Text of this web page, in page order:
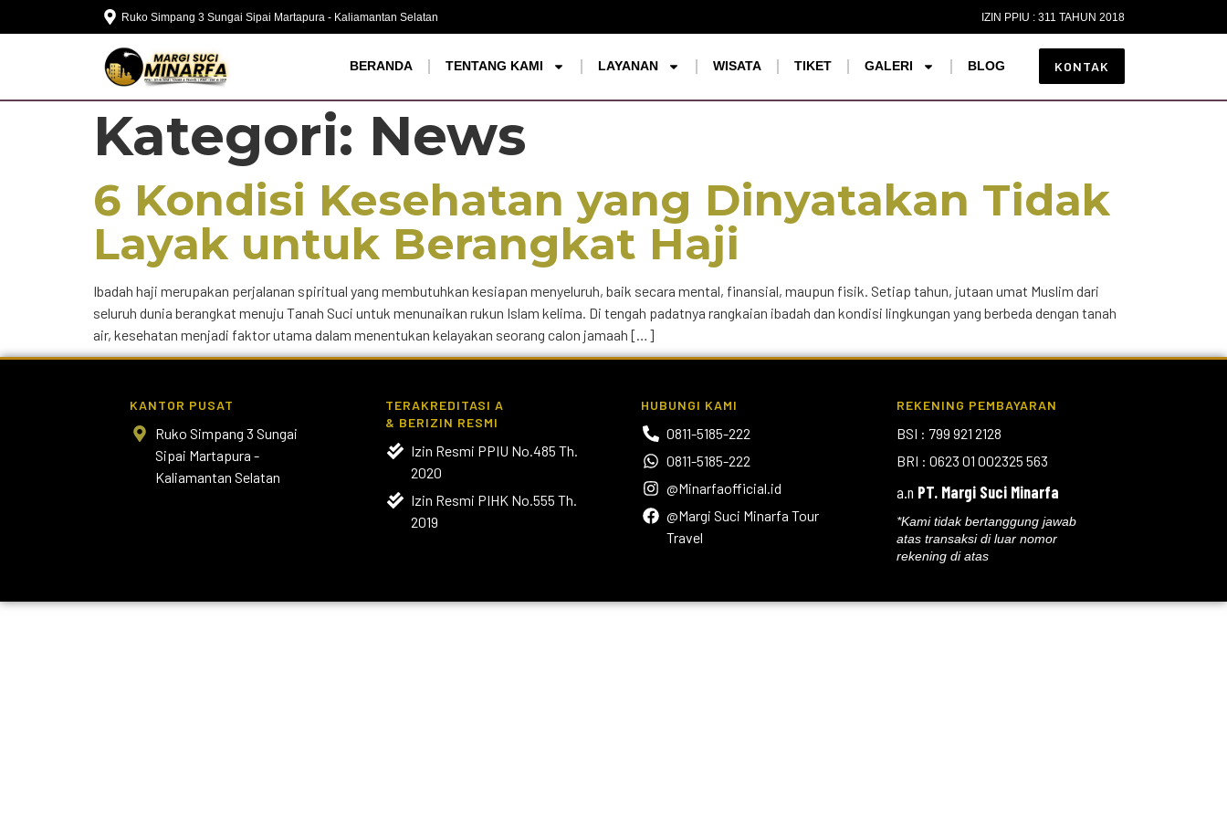
Ruko Simpang 3 Sungai Sipai Martapura - Kaliamantan Selatan IZIN PPIU : 311 TAHUN 2018
BERANDA TENTANG KAMI LAYANAN WISATA TIKET GALERI BLOG KONTAK
Kategori: News
6 Kondisi Kesehatan yang Dinyatakan Tidak
Layak untuk Berangkat Haji
Ibadah haji merupakan perjalanan spiritual yang membutuhkan kesiapan menyeluruh, baik secara mental, finansial, maupun fisik. Setiap tahun, jutaan umat Muslim dari
seluruh dunia berangkat menuju Tanah Suci untuk menunaikan rukun Islam kelima. Di tengah padatnya rangkaian ibadah dan kondisi lingkungan yang berbeda dengan tanah
air, kesehatan menjadi faktor utama dalam menentukan kelayakan seorang calon jamaah […]
KANTOR PUSAT
Ruko Simpang 3 Sungai
Sipai Martapura -
Kaliamantan Selatan
TERAKREDITASI A
& BERIZIN RESMI
Izin Resmi PPIU No.485 Th.
2020
Izin Resmi PIHK No.555 Th.
2019
HUBUNGI KAMI
0811-5185-222
0811-5185-222
@Minarfaofficial.id
@Margi Suci Minarfa Tour
Travel
REKENING PEMBAYARAN
BSI : 799 921 2128
BRI : 0623 01 002325 563
a.n PT. Margi Suci Minarfa
*Kami tidak bertanggung jawab
atas transaksi di luar nomor
rekening di atas